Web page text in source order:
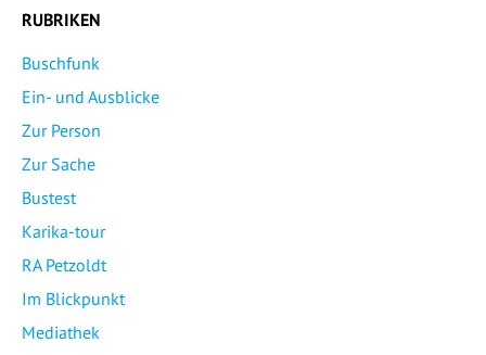
RUBRIKEN
Buschfunk
Ein- und Ausblicke
Zur Person
Zur Sache
Bustest
Karika-tour
RA Petzoldt
Im Blickpunkt
Mediathek